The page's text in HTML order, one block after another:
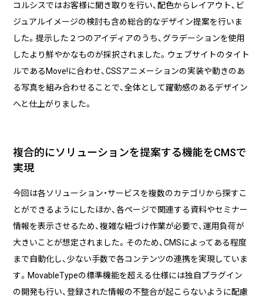
コルシスではお客様に聞き取りを行い、配色からレイアウト、ビ
ジュアルイメージの検討も含め総合的なデザイン提案を行いま
した。提示した２つのアイディアのうち、グラデーションを使用
したより鮮やかなものが採択されました。ウェブサイトのタイト
ルであるMove!に合わせ、CSSアニメーションの実装や動きのあ
る写真を組み合わせることで、全体として躍動感のあるデザイン
へと仕上がりました。
複合的にソリューションを提案する機能をCMSで
実現
今回は各ソリューション・サービスを複数のカテゴリから探すこ
とができるようにしたほか、各ページで関連する資料やセミナー
情報を表示させるため、複雑な紐づけ作業が必要で、運用負荷が
大きいことが想定されました。そのため、CMSによってある程度
まで自動化し、少ない手数で各コンテンツの連携を実現していま
す。MovableTypeの標準機能を超える仕様には独自プラグイン
の開発も行い、登録された情報の不整合が起こらないように配慮